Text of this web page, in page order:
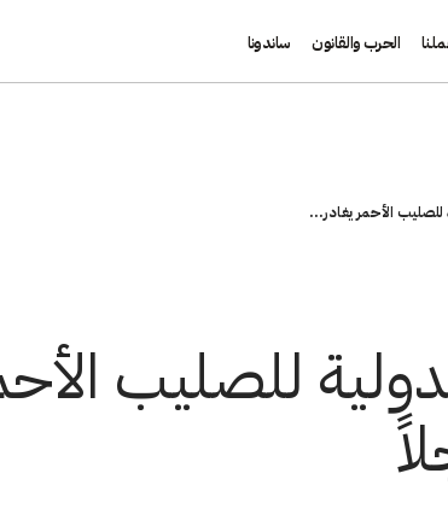
الحرب والقانون ساندونا
للصليب الأحمر يغادر...
للصليب